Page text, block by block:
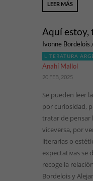
LEER MÁS
Aquí estoy,
Ivonne Bordelois
LITERATURA
Anahí Mallol
20 FEB, 2025
Se pueden leer
por curiosidad,
tratar de pensar
viceversa, por
literarias o
expectativas se
recoge la
Bordelois y